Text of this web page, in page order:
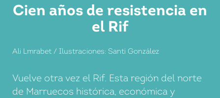
Cien años de resistencia en
el Rif
Ali Lmrabet / Ilustraciones: Santi González
Vuelve otra vez el Rif. Esta región del norte
de Marruecos histórica, económica y